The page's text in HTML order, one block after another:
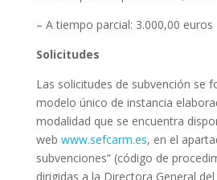
– A tiempo parcial: 3.000,00 euros
Solicitudes
Las solicitudes de subvención se
modelo único de instancia
modalidad que se encuentra
web www.sefcarm.es, en el
subvenciones” (código de
dirigidas a la Directora General